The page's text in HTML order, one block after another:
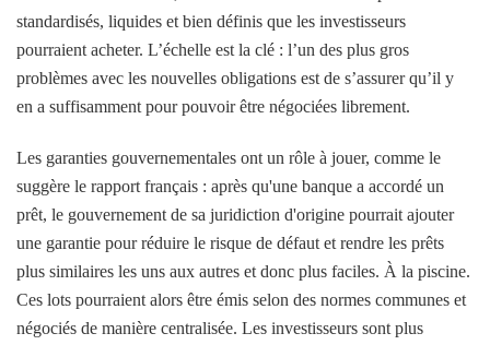
standardisés, liquides et bien définis que les investisseurs
pourraient acheter. L’échelle est la clé : l’un des plus gros
problèmes avec les nouvelles obligations est de s’assurer qu’il y
en a suffisamment pour pouvoir être négociées librement.
Les garanties gouvernementales ont un rôle à jouer, comme le
suggère le rapport français : après qu'une banque a accordé un
prêt, le gouvernement de sa juridiction d'origine pourrait ajouter
une garantie pour réduire le risque de défaut et rendre les prêts
plus similaires les uns aux autres et donc plus faciles. À la piscine.
Ces lots pourraient alors être émis selon des normes communes et
négociés de manière centralisée. Les investisseurs sont plus